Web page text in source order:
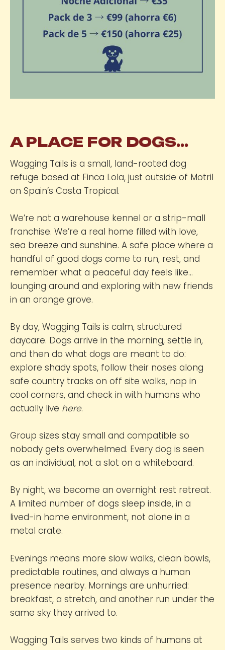
A PLACE FOR DOGS…
Wagging Tails is a small, land-rooted dog
refuge based at Finca Lola, just outside of Motril
on Spain’s Costa Tropical.
We’re not a warehouse kennel or a strip-mall
franchise. We’re a real home filled with love,
sea breeze and sunshine. A safe place where a
handful of good dogs come to run, rest, and
remember what a peaceful day feels like…
lounging around and exploring with new friends
in an orange grove.
By day, Wagging Tails is calm, structured
daycare. Dogs arrive in the morning, settle in,
and then do what dogs are meant to do:
explore shady spots, follow their noses along
safe country tracks on off site walks, nap in
cool corners, and check in with humans who
actually live here.
Group sizes stay small and compatible so
nobody gets overwhelmed. Every dog is seen
as an individual, not a slot on a whiteboard.
By night, we become an overnight rest retreat.
A limited number of dogs sleep inside, in a
lived-in home environment, not alone in a
metal crate.
Evenings means more slow walks, clean bowls,
predictable routines, and always a human
presence nearby. Mornings are unhurried:
breakfast, a stretch, and another run under the
same sky they arrived to.
Wagging Tails serves two kinds of humans at